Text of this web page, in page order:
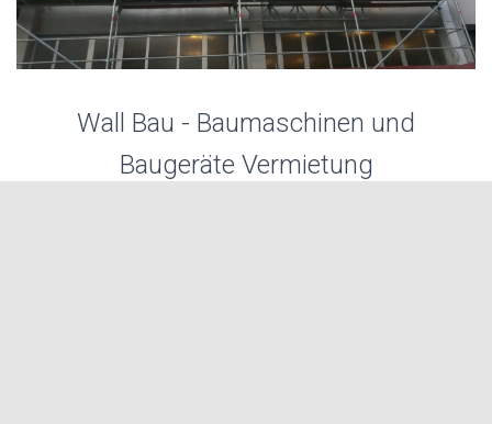
Wall Bau - Baumaschinen und
Baugeräte Vermietung